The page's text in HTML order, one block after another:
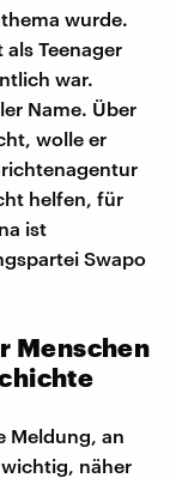
wurde.
als Teenager
war.
Name. Über
wolle er
helfen, für
ist
Swapo
Menschen
Meldung, an
näher